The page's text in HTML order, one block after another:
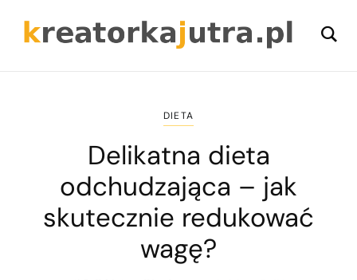
DIETA
Delikatna dieta
odchudzająca – jak
skutecznie redukować
wagę?